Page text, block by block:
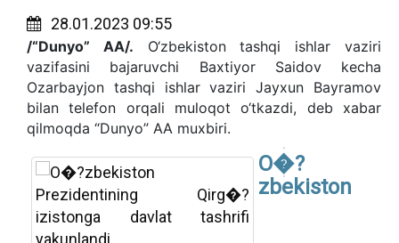
28.01.2023 09:55
/“Dunyo” AA/. O‘zbekiston tashqi ishlar vaziri
vazifasini bajaruvchi Baxtiyor Saidov kecha
Ozarbayjon tashqi ishlar vaziri Jayxun Bayramov
bilan telefon orqali muloqot o‘tkazdi, deb xabar
qilmoqda “Dunyo” AA muxbiri.
O�?
zbekiston